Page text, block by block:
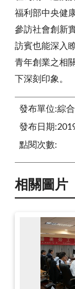
福利部中央健
參訪社會創新
訪賓也能深入
青年創業之相
下深刻印象。
發布單位:綜合
發布日期
點閱次數:
相關圖片